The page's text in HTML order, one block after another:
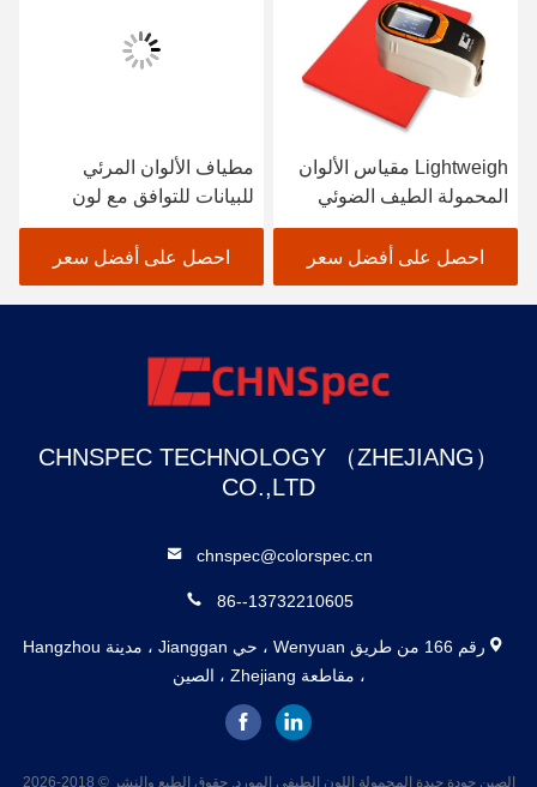
Lightweigh مقياس الألوان
المحمولة الطيف الضوئي
الماسح الضوئي طلاء
السيارات
احصل على أفضل سعر
مطياف الألوان المرئي
للبيانات للتوافق مع لون
النسيج باللون الأسود
احصل على أفضل سعر
CHNSPEC TECHNOLOGY （ZHEJIANG）
CO.,LTD
chnspec@colorspec.cn
86--13732210605
رقم 166 من طريق Wenyuan ، حي Jianggan ، مدينة Hangzhou
، مقاطعة Zhejiang ، الصين
الصين جودة جيدة المحمولة اللون الطيفي المورد. حقوق الطبع والنشر © 2018-2026